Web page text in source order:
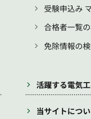
受験申込み
合格者一覧
免除情報の
活躍する電気
当サイトにつ